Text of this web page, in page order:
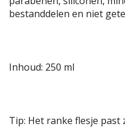
bestanddelen en niet
Inhoud: 250 ml
Tip: Het ranke flesje past